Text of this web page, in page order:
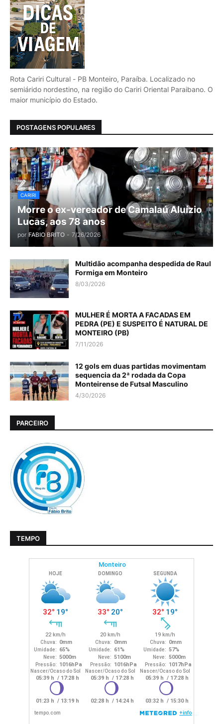
Rota Cariri Cultural - PB Monteiro, Paraíba. Localizado no
semiárido nordestino, na região do Cariri Oriental Paraibano. O
maior município do Estado.
POSTAGENS POPULARES
CARIRI
Morre o ex-vereador de Camalaú Aluízio
Lucas, aos 78 anos
por FABIO BRITO - 7/26/2026
Multidão acompanha despedida de Raul
Formiga em Monteiro
8/03/2026
MULHER É MORTA A FACADAS EM
PEDRA (PE) E SUSPEITO É NATURAL DE
MONTEIRO (PB)
7/11/2026
12 gols em duas partidas movimentam
sequencia da 2ª rodada da Copa
Monteirense de Futsal Masculino
4/30/2026
PARCEIRO
TEMPO